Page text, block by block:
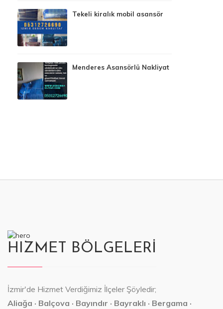
Tekeli kiralık mobil asansör
Menderes Asansörlü Nakliyat
HIZMET BÖLGELERİ
İzmir'de Hizmet Verdiğimiz İlçeler Şöyledir;
Aliağa · Balçova · Bayındır · Bayraklı · Bergama ·